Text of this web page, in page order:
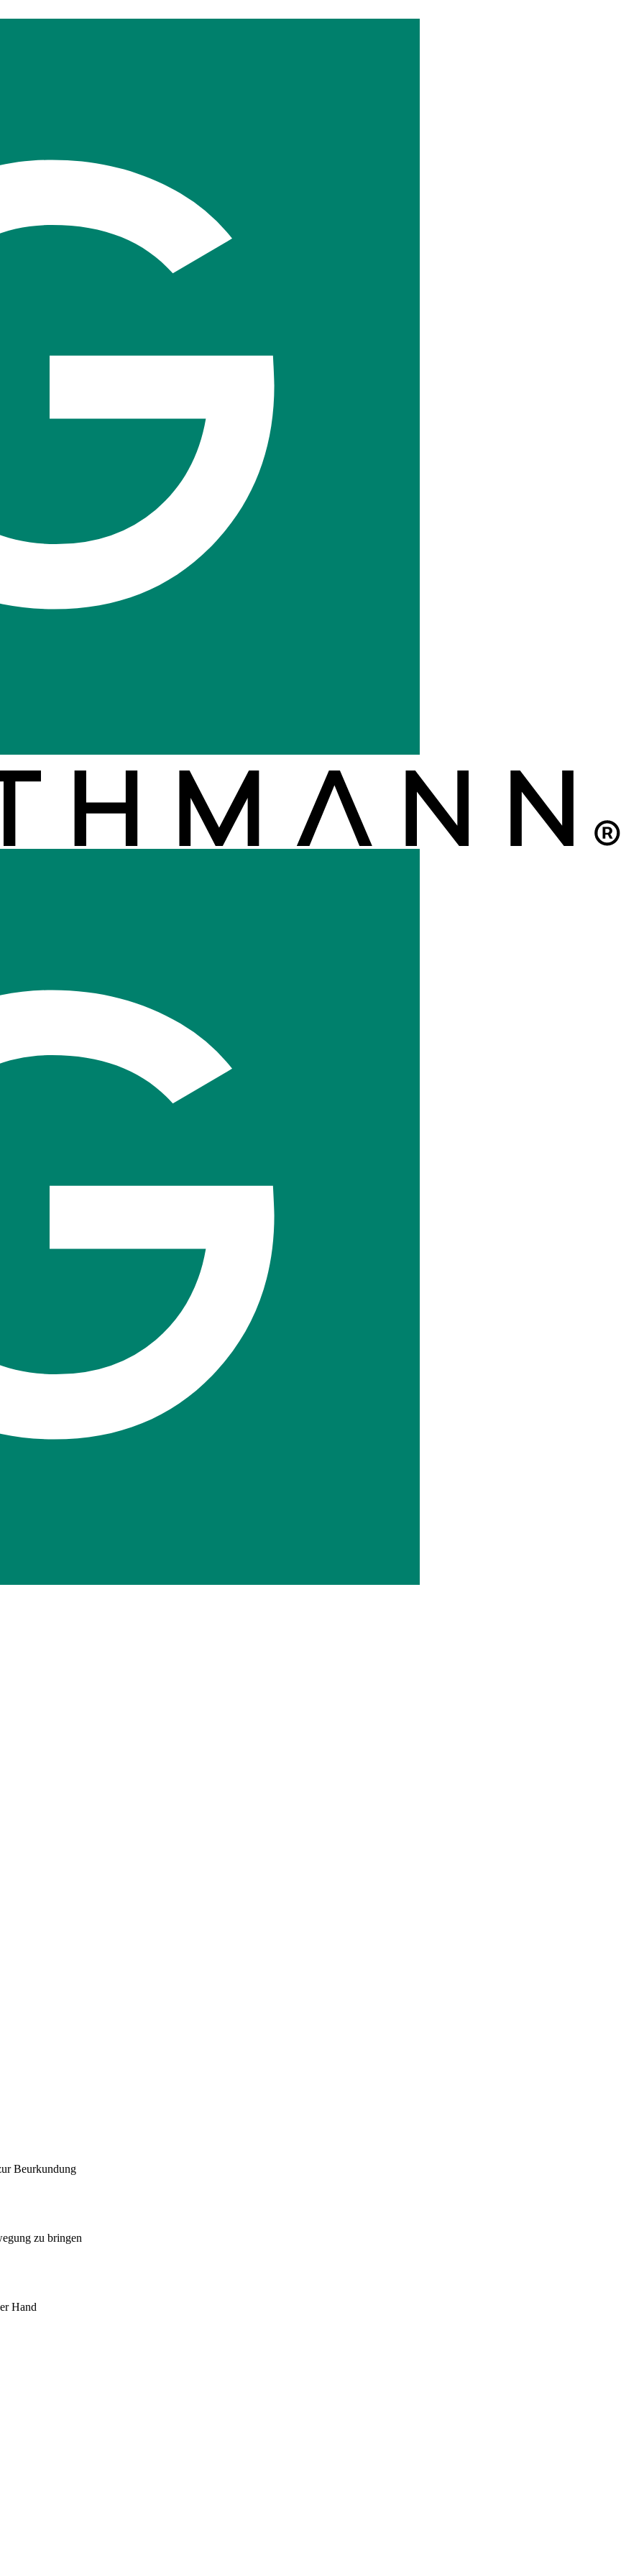
Beurkundung
zu bringen
Hand